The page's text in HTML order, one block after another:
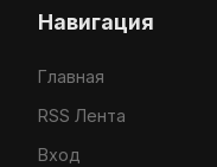
Навигация
Главная
RSS Лента
Вход